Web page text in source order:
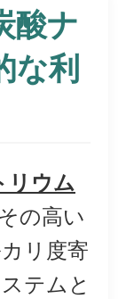
酸ナ
な利
リウム
の高い
リ度寄
テムと